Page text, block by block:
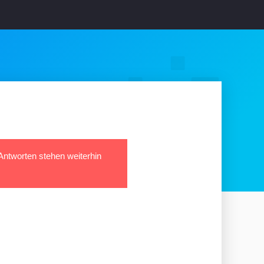
stehen weiterhin